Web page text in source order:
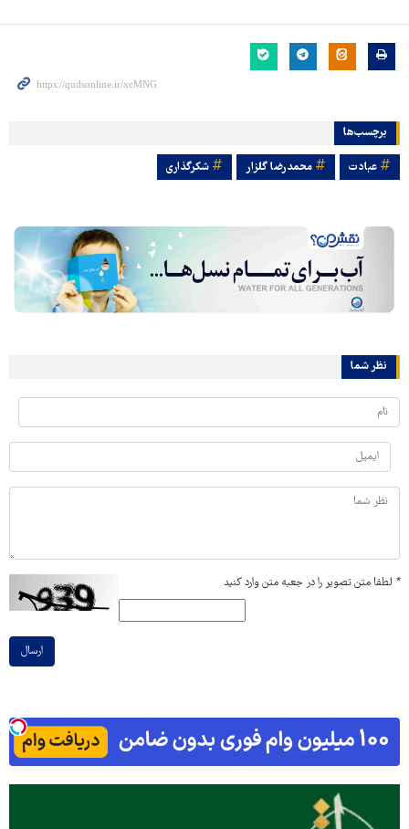
برچسب‌ها
عبادت محمدرضا گلزار شکرگذاری
نظر شما
* لطفا متن تصویر را در جعبه متن وارد کنید
ارسال